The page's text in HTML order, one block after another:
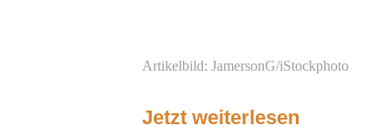
Artikelbild: JamersonG/iStockphoto
Jetzt weiterlesen